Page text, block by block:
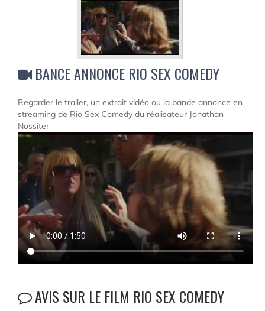
BANCE ANNONCE RIO SEX COMEDY
Regarder le trailer, un extrait vidéo ou la bande annonce en
streaming de Rio Sex Comedy du réalisateur Jonathan
Nossiter
AVIS SUR LE FILM RIO SEX COMEDY